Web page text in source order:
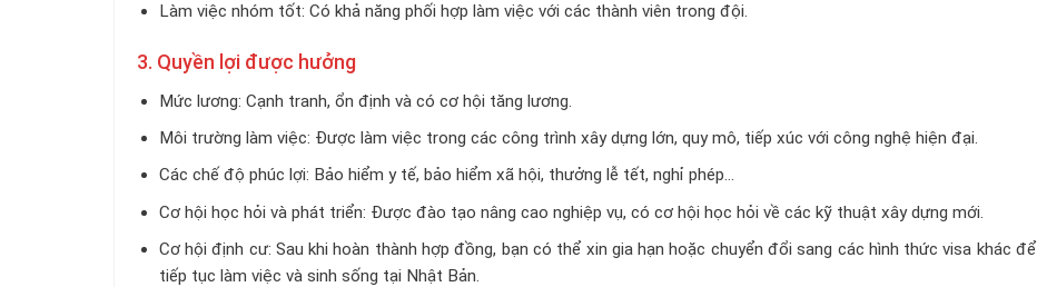
Làm việc nhóm tốt: Có khả năng phối hợp làm việc với các thành viên trong đội.
3. Quyền lợi được hưởng
Mức lương: Cạnh tranh, ổn định và có cơ hội tăng lương.
Môi trường làm việc: Được làm việc trong các công trình xây dựng lớn, quy mô, tiếp xúc với công nghệ hiện đại.
Các chế độ phúc lợi: Bảo hiểm y tế, bảo hiểm xã hội, thưởng lễ tết, nghỉ phép…
Cơ hội học hỏi và phát triển: Được đào tạo nâng cao nghiệp vụ, có cơ hội học hỏi về các kỹ thuật xây dựng mới.
Cơ hội định cư: Sau khi hoàn thành hợp đồng, bạn có thể xin gia hạn hoặc chuyển đổi sang các hình thức visa khác để
tiếp tục làm việc và sinh sống tại Nhật Bản.